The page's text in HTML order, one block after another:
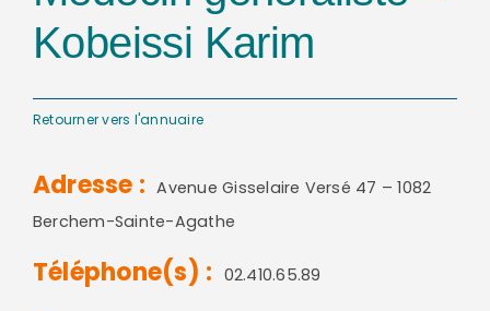
Ressources
Contact
Kobeissi Karim
Retourner vers l'annuaire
Adresse : Avenue Gisselaire Versé 47 – 1082
Berchem-Sainte-Agathe
Téléphone(s) : 02.410.65.89